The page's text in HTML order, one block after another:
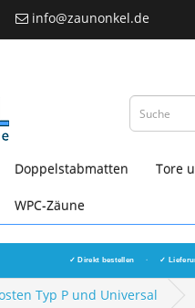
info@zaunonkel.de
Doppelstabmatten Tore
WPC-Zäune
✓ Direkt bestellen · ✓
Typ P und Universal